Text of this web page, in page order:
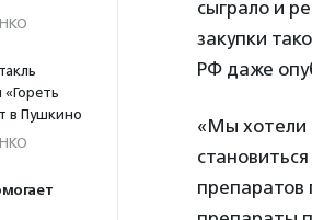
в Пушкино
сыграло и
закупки
РФ даже
«Мы хотели
препаратов